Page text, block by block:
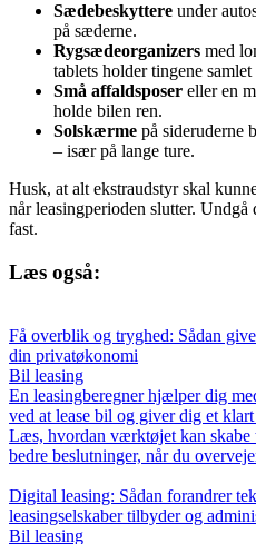
Sædebeskyttere under
på sæderne.
Rygsædeorganizers med
tablets holder tingene
Små affaldsposer eller en
holde bilen ren.
Solskærme på sideruderne
– især på lange ture.
Husk, at alt ekstraudstyr skal
når leasingperioden slutter.
fast.
Læs også:
Få overblik og tryghed: Sådan
din privatøkonomi
Bil leasing
En leasingberegner hjælper dig
ved at lease bil og giver dig et
Læs, hvordan værktøjet kan skabe
bedre beslutninger, når du
Digital leasing: Sådan forandrer
leasingselskaber tilbyder og
Bil leasing